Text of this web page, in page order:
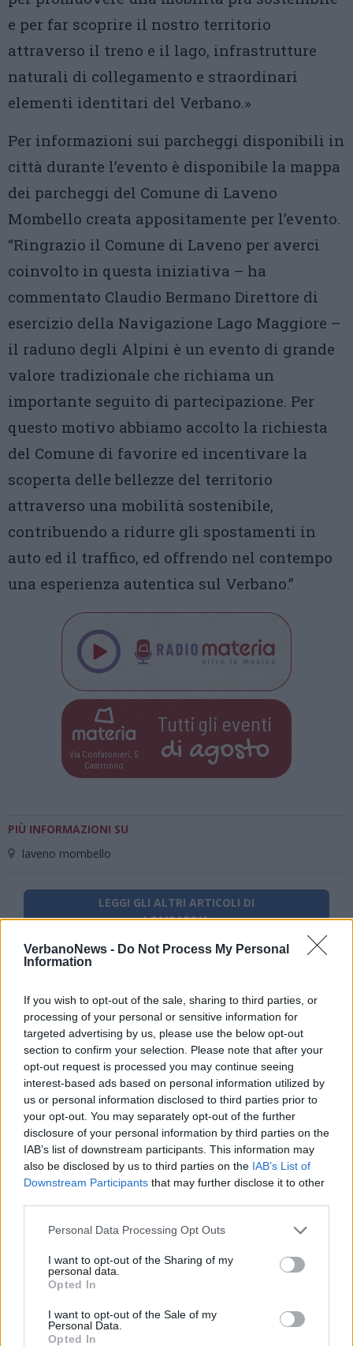
VerbanoNews - Do Not Process My Personal
Information
If you wish to opt-out of the sale, sharing to third parties, or
processing of your personal or sensitive information for
targeted advertising by us, please use the below opt-out
section to confirm your selection. Please note that after your
opt-out request is processed you may continue seeing
interest-based ads based on personal information utilized by
us or personal information disclosed to third parties prior to
your opt-out. You may separately opt-out of the further
disclosure of your personal information by third parties on the
IAB’s list of downstream participants. This information may
also be disclosed by us to third parties on the IAB’s List of
Downstream Participants that may further disclose it to other
Personal Data Processing Opt Outs
I want to opt-out of the Sharing of my
personal data.
Opted In
I want to opt-out of the Sale of my
Personal Data.
Opted In
e per far scoprire il nostro territorio
attraverso il treno e il lago, infrastrutture
naturali di collegamento e straordinari
elementi identitari del Verbano.»
Per informazioni sui parcheggi disponibili in
città durante l’evento è disponibile la mappa
dei parcheggi del Comune di Laveno
Mombello creata appositamente per l’evento.
“Ringrazio il Comune di Laveno per averci
coinvolto in questa iniziativa – ha
commentato Claudio Bermano Direttore di
esercizio della Navigazione Lago Maggiore –
il raduno degli Alpini è un evento di grande
valore tradizionale che richiama un
importante seguito di partecipazione. Per
questo motivo abbiamo accolto la richiesta
del Comune di favorire ed incentivare la
scoperta delle bellezze del territorio
attraverso una mobilità sostenibile,
contribuendo a ridurre gli spostamenti in
auto ed il traffico, ed offrendo nel contempo
una esperienza autentica sul Verbano.”
Via Confalonieri, 5
Castronno
Tutti gli eventi
di agosto
PIÙ INFORMAZIONI SU
laveno mombello
LEGGI GLI ALTRI ARTICOLI DI
LOMBARDIA